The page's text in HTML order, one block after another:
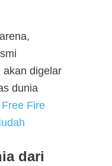
akan digelar
dunia
Fire
dari